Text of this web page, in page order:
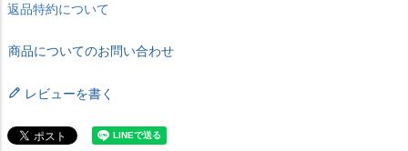
返品特約について
商品についてのお問い合わせ
レビューを書く